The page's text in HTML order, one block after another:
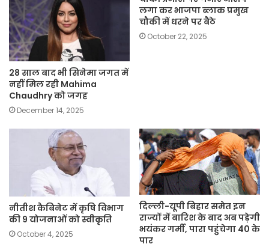
28 साल बाद भी सिनेमा जगत में
नहीं मिल रही Mahima
Chaudhry को जगह
December 14, 2025
लगा कर भाजपा ब्लाक प्रमुख
चौकी में धरने पर बैठे
October 22, 2025
नीतीश कैबिनेट में कृषि विभाग
की 9 योजनाओं को स्वीकृति
October 4, 2025
दिल्ली-यूपी बिहार समेत इन
राज्यों में बारिश के बाद अब पड़ेगी
भयंकर गर्मी, पारा पहुंचेगा 40 के
पार